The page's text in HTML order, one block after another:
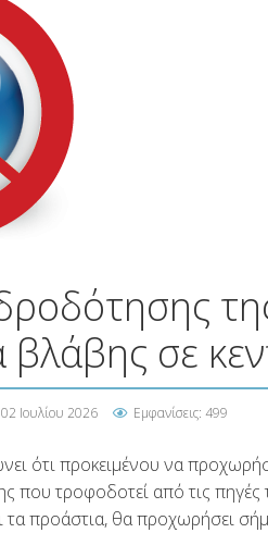
βλάβης σε
02 Ιουλίου 2026 Εμφανίσεις: 499
ότι προκειμένου να
που τροφοδοτεί από τις
τα προάστια, θα προχωρήσει